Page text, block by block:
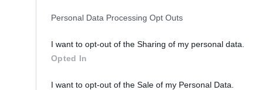
Personal Data Processing Opt Outs
I want to opt-out of the Sharing of my personal data.
Opted In
I want to opt-out of the Sale of my Personal Data.
Tuo metu už sveriamo maisto vitrinų ir kasų su
sveikinsis šios trijų X „Maximos“ kolegų gretas papildę
Indrė Bareikienė, Rolandas ir Ieva Mackevičiai, Simona ir